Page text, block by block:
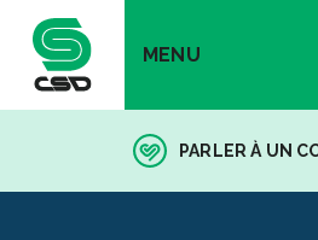
MENU
PARLER À UN